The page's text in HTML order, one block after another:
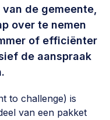
betaalde krachten
de gemeente,
over te nemen
of efficiënter
de aanspraak
to challenge) is
van een pakket